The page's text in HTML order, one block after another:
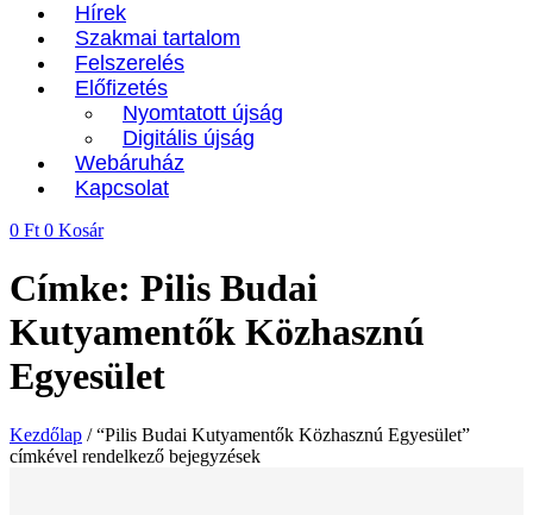
Hírek
Szakmai tartalom
Felszerelés
Előfizetés
Nyomtatott újság
Digitális újság
Webáruház
Kapcsolat
0 Ft 0 Kosár
Címke: Pilis Budai
Kutyamentők Közhasznú
Egyesület
Kezdőlap / “Pilis Budai Kutyamentők Közhasznú Egyesület”
címkével rendelkező bejegyzések